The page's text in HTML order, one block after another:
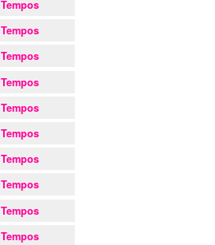
Tempos
Tempos
Tempos
Tempos
Tempos
Tempos
Tempos
Tempos
Tempos
Tempos